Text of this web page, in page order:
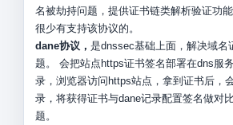
名被劫持问题，提供证书链类解析验证功
很少有支持该协议的。
dane协议， 是dnssec基础上面，解决域名
题。 会把站点https证书签名部署在dns服
录，浏览器访问https站点，拿到证书后，
录，将获得证书与dane记录配置签名做对
题。